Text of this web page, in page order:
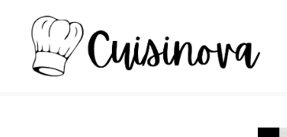
contenuto